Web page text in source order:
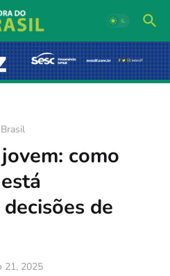
como
de
21, 2025